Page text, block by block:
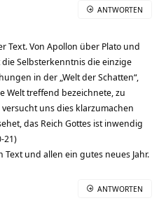
Text. Von Apollon über Plato und
Selbsterkenntnis die einzige
in der „Welt der Schatten“,
Welt treffend bezeichnete, zu
uns dies klarzumachen
das Reich Gottes ist inwendig
21)
Text und allen ein gutes neues Jahr.
ANTWORTEN
ANTWORTEN